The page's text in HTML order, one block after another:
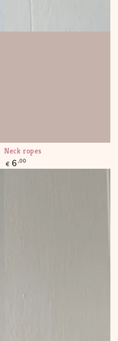
Neck ropes
Regular
price
€ 6,00